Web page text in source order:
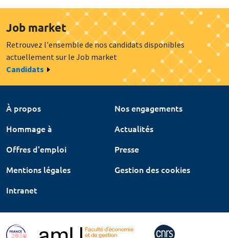
Job market
Retrouvez l'ensemble de nos candidats disponibles
actuellement sur le Job market
Candidats
À propos
Nos engagements
Hommage à
Actualités
Offres d'emploi
Presse
Mentions légales
Gestion des cookies
Intranet